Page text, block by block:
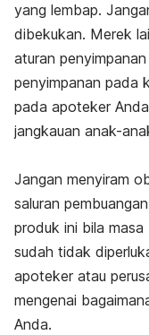
yang lembap.
dibekukan. Merek
aturan
penyimpanan pada
pada apoteker
jangkauan anak-
Jangan menyiram
saluran
produk ini bila
sudah tidak
apoteker atau
mengenai
Anda.